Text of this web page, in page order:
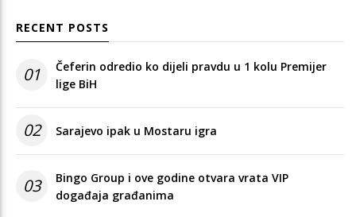
RECENT POSTS
01
Čeferin odredio ko dijeli pravdu u 1 kolu Premijer
lige BiH
02 Sarajevo ipak u Mostaru igra
03
Bingo Group i ove godine otvara vrata VIP
događaja građanima